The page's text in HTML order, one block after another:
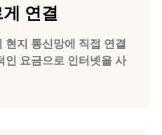
연결
지 통신망에 직접 연결
인 요금으로 인터넷을 사